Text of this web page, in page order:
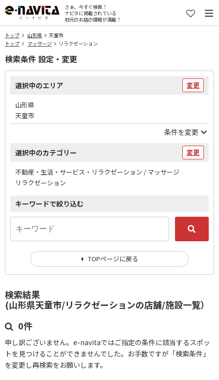
さぁ、今すぐ検索！
ナビタに掲載されている
地元のお店の情報が満載！
トップ 山形県
天童市
トップ
マッサージ リラクゼーション
検索結果
(山形県天童市/リラクゼーションの店舗/施設一覧）
0件
申し訳ございません。e-navitaではご指定の条件に該当するスポッ
トを見つけることができませんでした。お手数ですが「検索条件」
を変更し再検索をお願いします。
検索条件 設定・変更
選択中のエリア 変更
山形県
天童市
条件を変更
選択中のカテゴリー 変更
不動産・生活・サービス・リラクゼーション / マッサージ
リラクゼーション
キーワードで絞り込む
TOPページに戻る